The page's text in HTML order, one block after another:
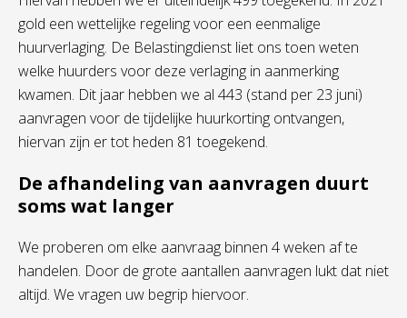
gold een wettelijke regeling voor een eenmalige
huurverlaging. De Belastingdienst liet ons toen weten
welke huurders voor deze verlaging in aanmerking
kwamen. Dit jaar hebben we al 443 (stand per 23 juni)
aanvragen voor de tijdelijke huurkorting ontvangen,
hiervan zijn er tot heden 81 toegekend.
De afhandeling van aanvragen duurt
soms wat langer
We proberen om elke aanvraag binnen 4 weken af te
handelen. Door de grote aantallen aanvragen lukt dat niet
altijd. We vragen uw begrip hiervoor.